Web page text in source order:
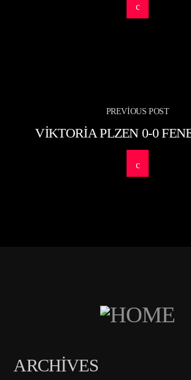
PREVIOUS POST
VIKTORIA PLZEN 0-0
ARCHIVES